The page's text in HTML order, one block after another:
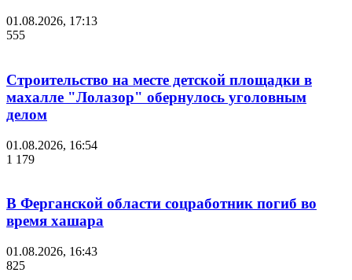
01.08.2026, 17:13
555
Строительство на месте детской площадки в
махалле "Лолазор" обернулось уголовным
делом
01.08.2026, 16:54
1 179
В Ферганской области соцработник погиб во
время хашара
01.08.2026, 16:43
825